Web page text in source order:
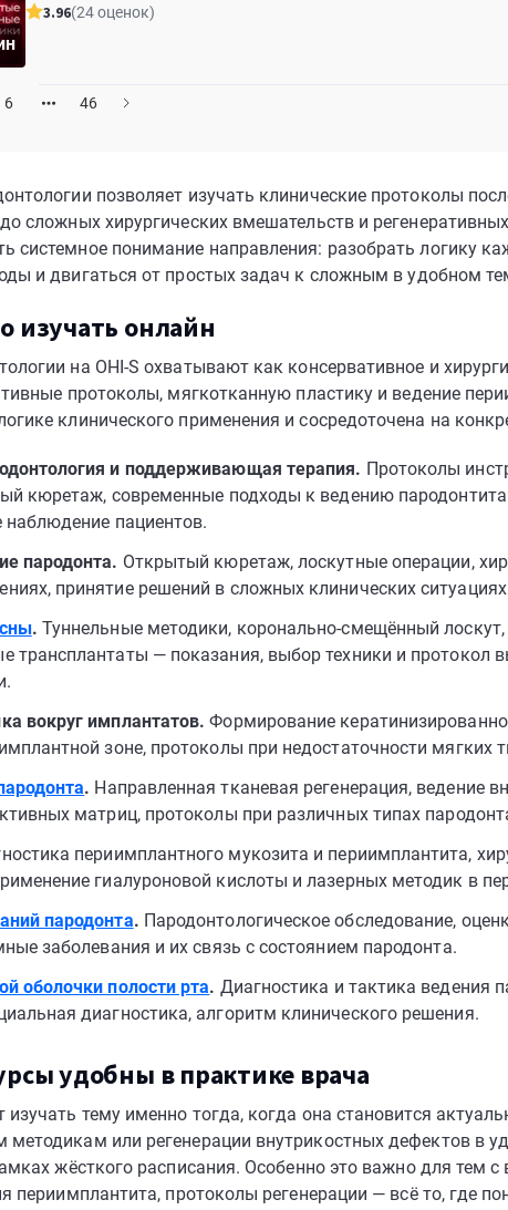
3.96(24 оценок)
6 46
позволяет изучать клинические протоколы
сложных хирургических вмешательств и
системное понимание направления: разобрать логику
и двигаться от простых задач к сложным в удобном
изучать онлайн
на OHI-S охватывают как консервативное и
протоколы, мягкотканную пластику и ведение
клинического применения и сосредоточена на
и поддерживающая терапия. Протоколы
кюретаж, современные подходы к ведению
наблюдение пациентов.
пародонта. Открытый кюретаж, лоскутные операции,
принятие решений в сложных клинических
. Туннельные методики, коронально-смещённый лоскут,
трансплантаты — показания, выбор техники и протокол
вокруг имплантатов. Формирование
зоне, протоколы при недостаточности мягких
. Направленная тканевая регенерация, ведение
матриц, протоколы при различных типах
периимплантного мукозита и периимплантита,
гиалуроновой кислоты и лазерных методик в
пародонта. Пародонтологическое обследование,
заболевания и их связь с состоянием пародонта.
оболочки полости рта. Диагностика и тактика ведения
диагностика, алгоритм клинического решения.
удобны в практике врача
тему именно тогда, когда она становится
или регенерации внутрикостных дефектов в
жёсткого расписания. Особенно это важно для тем
периимплантита, протоколы регенерации — всё то, где